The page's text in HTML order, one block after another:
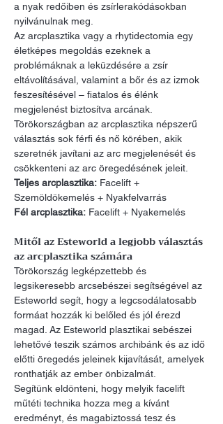
a nyak redőiben és zsírlerakódásokban
nyilvánulnak meg.
Az arcplasztika vagy a rhytidectomia egy
életképes megoldás ezeknek a
problémáknak a leküzdésére a zsír
eltávolításával, valamint a bőr és az izmok
feszesítésével – fiatalos és élénk
megjelenést biztosítva arcának.
Törökországban az arcplasztika népszerű
választás sok férfi és nő körében, akik
szeretnék javítani az arc megjelenését és
csökkenteni az arc öregedésének jeleit.
Teljes arcplasztika: Facelift +
Szemöldökemelés + Nyakfelvarrás
Fél arcplasztika: Facelift + Nyakemelés
Mitől az Esteworld a legjobb választás
az arcplasztika számára
Törökország legképzettebb és
legsikeresebb arcsebészei segítségével az
Esteworld segít, hogy a legcsodálatosabb
formáat hozzák ki belőled és jól érezd
magad. Az Esteworld plasztikai sebészei
lehetővé teszik számos archibánk és az idő
előtti öregedés jeleinek kijavítását, amelyek
ronthatják az ember önbizalmát.
Segítünk eldönteni, hogy melyik facelift
műtéti technika hozza meg a kívánt
eredményt, és magabiztossá tesz és